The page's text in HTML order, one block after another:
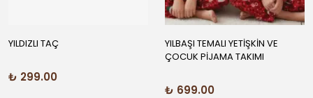
YILDIZLI TAÇ
₺ 299.00
YILBAŞI TEMALI YETİŞKİN VE
ÇOCUK PİJAMA TAKIMI
₺ 699.00